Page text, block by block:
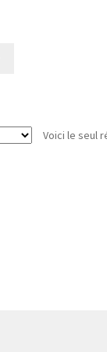
Voici le seul